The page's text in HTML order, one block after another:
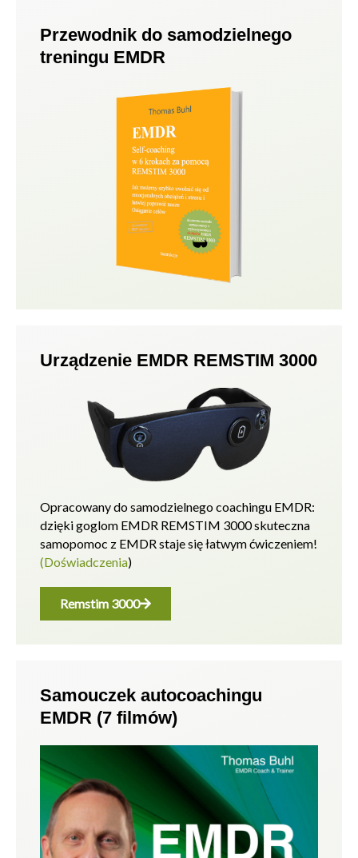
Przewodnik do samodzielnego
treningu EMDR
Urządzenie EMDR REMSTIM 3000
Opracowany do samodzielnego coachingu EMDR:
dzięki goglom EMDR REMSTIM 3000 skuteczna
samopomoc z EMDR staje się łatwym ćwiczeniem!
(Doświadczenia)
Remstim 3000
Samouczek autocoachingu
EMDR (7 filmów)